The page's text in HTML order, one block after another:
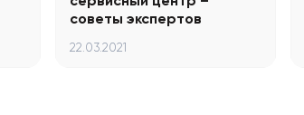
советы экспертов
22.03.2021